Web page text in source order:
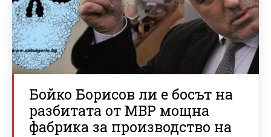
Бойко Борисов ли е босът на
разбитата от МВР мощна
фабрика за производство на